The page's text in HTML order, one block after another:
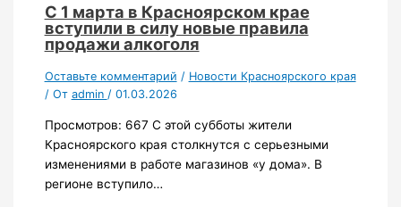
С 1 марта в Красноярском крае
вступили в силу новые правила
продажи алкоголя
Оставьте комментарий / Новости Красноярского края
/ От admin / 01.03.2026
Просмотров: 667 С этой субботы жители
Красноярского края столкнутся с серьезными
изменениями в работе магазинов «у дома». В
регионе вступило…